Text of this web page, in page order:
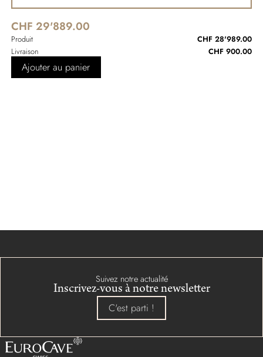
CHF 29'889.00
Produit
CHF 28'989.00
Livraison
CHF 900.00
Ajouter au panier
Suivez notre actualité
Inscrivez-vous à notre newsletter
C'est parti !